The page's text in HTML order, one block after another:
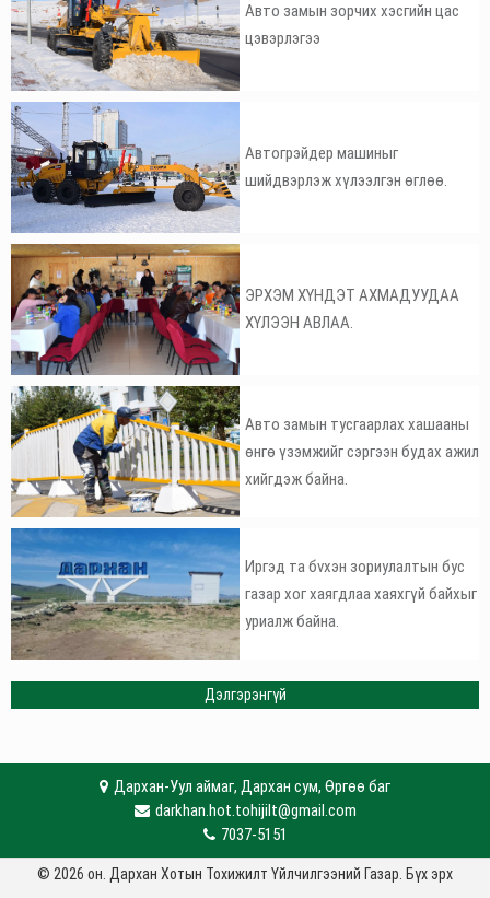
Авто замын зорчих хэсгийн цас
цэвэрлэгээ
Автогрэйдер машиныг
шийдвэрлэж хүлээлгэн өглөө.
ЭРХЭМ ХҮНДЭТ АХМАДУУДАА
ХҮЛЭЭН АВЛАА.
Авто замын тусгаарлах хашааны
өнгө үзэмжийг сэргээн будах ажил
хийгдэж байна.
Иргэд та бvхэн зориулалтын бус
газар хог хаягдлаа хаяхгүй байхыг
уриалж байна.
Дэлгэрэнгүй
Дархан-Уул аймаг, Дархан сум, Өргөө баг
darkhan.hot.tohijilt@gmail.com
7037-5151
© 2026 он. Дархан Хотын Тохижилт Үйлчилгээний Газар. Бүх эрх